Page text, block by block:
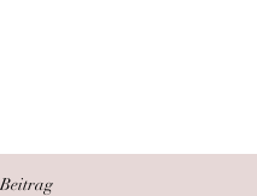
Beitrag